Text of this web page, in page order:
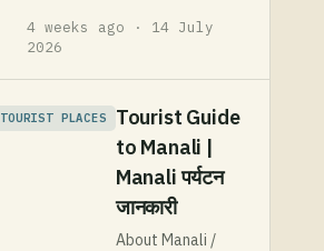
4 weeks ago · 14 July
2026
TOURIST PLACES
Tourist Guide
to Manali |
Manali पर्यटन
जानकारी
About Manali /